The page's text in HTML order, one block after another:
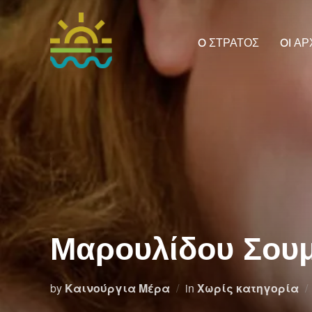
Skip
O ΣΤΡΑΤΟΣ OI
Μαρουλίδου
by Καινούργια Μέρα in Χωρίς κατηγορία